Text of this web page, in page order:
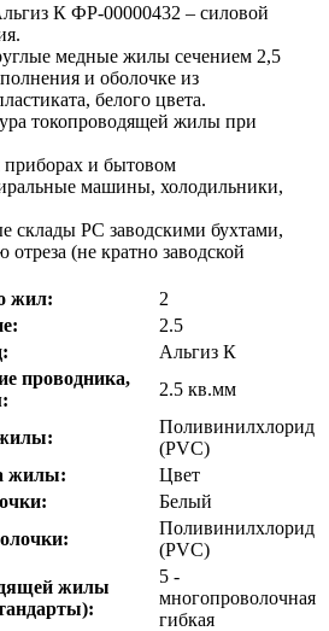
К ФР-00000432 – силовой
медные жилы сечением 2,5
и оболочке из
белого цвета.
токопроводящей жилы при
и бытовом
машины, холодильники,
склады РС заводскими бухтами,
отреза (не кратно заводской
жил:
2
2.5
Альгиз К
проводника,
2.5 кв.мм
Поливинилхлорид
(PVC)
жилы:
Цвет
Белый
Поливинилхлорид
(PVC)
жилы
5 -
многопроволочная
гибкая